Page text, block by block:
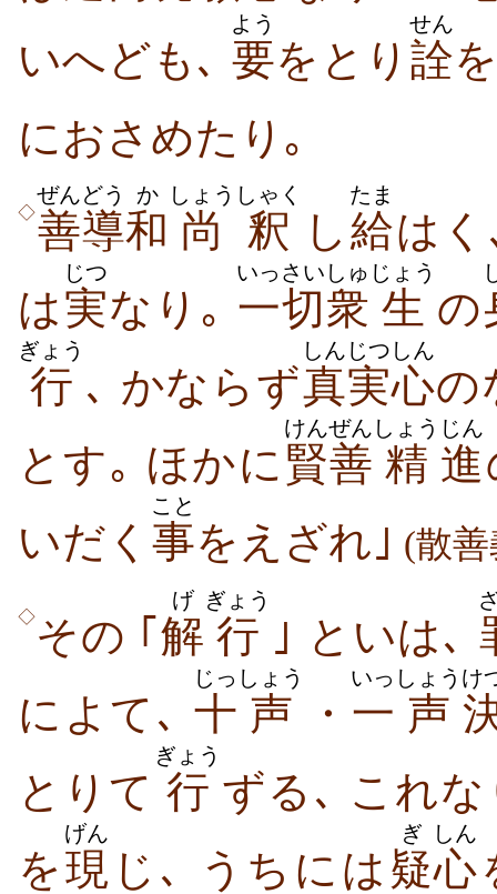
いへども､ 要
よう
をとり 詮
せん
におさめたり｡
◇善導
ぜんどう
和
か
尚
しょう
釈
しゃく
し 給
たま
は
は実
じつ
なり｡ 一切
いっさい
衆
しゅ
生
じょう
の
行
ぎょう
､ かならず真実
しんじつ
心
しん
の
とす｡ ほかに賢善
けんぜん
精
しょう
進
じん
いだく 事
こと
をえざれ｣ (散
◇その ｢ 解
げ
行
ぎょう
｣ といは､
によて､ 十
じっ
声
しょう
・ 一
いっ
声
しょう け
とりて 行
ぎょう
ずる､ これ
を現
げん
じ､ うちには 疑
ぎ
心
しん